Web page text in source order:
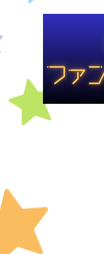
#container1{ background-color: